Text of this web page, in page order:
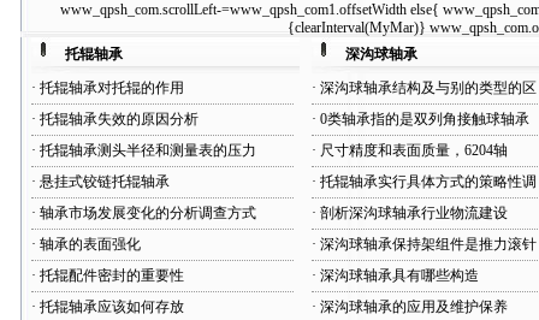
www_qpsh_com.scrollLeft-=www_qpsh_com1.offsetWidth else{
{clearInterval(MyMar)}
托辊轴承
深沟球轴承
· 托辊轴承对托辊的作用
· 托辊轴承失效的原因分析
· 托辊轴承测头半径和测量表的压力
· 悬挂式铰链托辊轴承
· 轴承市场发展变化的分析调查方式
· 轴承的表面强化
· 托辊配件密封的重要性
· 托辊轴承应该如何存放
· 深沟球轴承结构及与别的类型的区
· 0类轴承指的是双列角接触球轴承
· 尺寸精度和表面质量，6204轴
· 托辊轴承实行具体方式的策略性调
· 剖析深沟球轴承行业物流建设
· 深沟球轴承保持架组件是推力滚针
· 深沟球轴承具有哪些构造
· 深沟球轴承的应用及维护保养